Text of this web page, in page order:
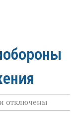
к
записи
отключены